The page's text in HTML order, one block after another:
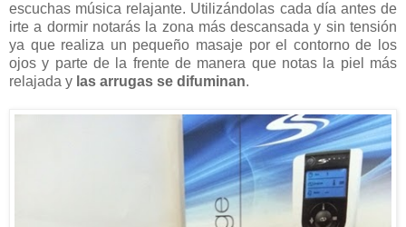
escuchas música relajante. Utilizándolas cada día antes de
irte a dormir notarás la zona más descansada y sin tensión
ya que realiza un pequeño masaje por el contorno de los
ojos y parte de la frente de manera que notas la piel más
relajada y las arrugas se difuminan.